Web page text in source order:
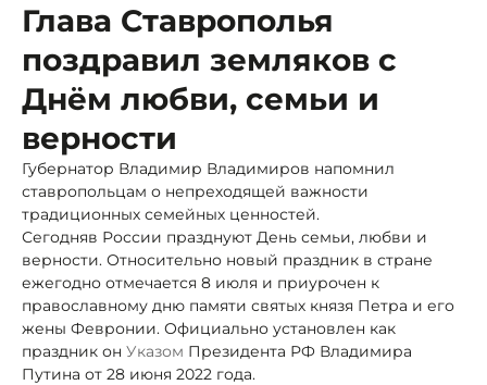
Глава Ставрополья
поздравил земляков с
Днём любви, семьи и
верности
Губернатор Владимир Владимиров напомнил
ставропольцам о непреходящей важности
традиционных семейных ценностей.
Сегодняв России празднуют День семьи, любви и
верности. Относительно новый праздник в стране
ежегодно отмечается 8 июля и приурочен к
православному дню памяти святых князя Петра и его
жены Февронии. Официально установлен как
праздник он Указом Президента РФ Владимира
Путина от 28 июня 2022 года.